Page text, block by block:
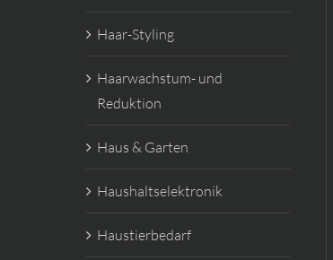
Haar-Styling
Haarwachstum- und
Reduktion
Haus & Garten
Haushaltselektronik
Haustierbedarf